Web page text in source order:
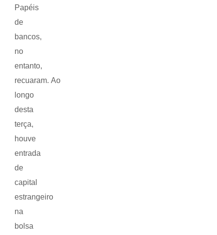
Papéis
de
bancos,
no
entanto,
recuaram. Ao
longo
desta
terça,
houve
entrada
de
capital
estrangeiro
na
bolsa